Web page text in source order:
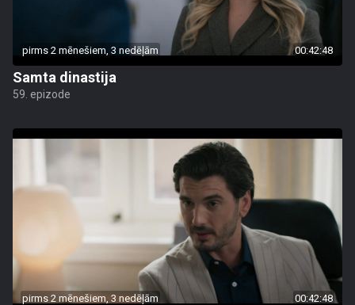
pirms 2 mēnešiem, 3 nedēļām 00:42:48
Samta dinastija
59. epizode
pirms 2 mēnešiem, 3 nedēļām 00:42:48